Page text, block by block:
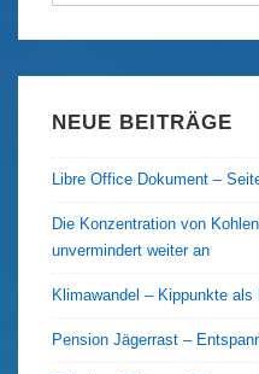
NEUE BEITRÄGE
Libre Office Dokument –
Die Konzentration von
unvermindert weiter an
Klimawandel – Kippunkte
Pension Jägerrast –